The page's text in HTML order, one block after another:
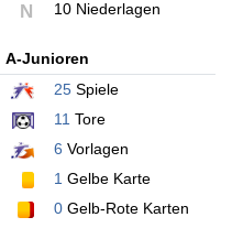
N 10 Niederlagen
A-Junioren
25Spiele
11 Tore
6 Vorlagen
1 Gelbe Karte
0Gelb-Rote Karten